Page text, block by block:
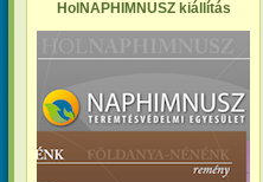
HolNAPHIMNUSZ kiállítás